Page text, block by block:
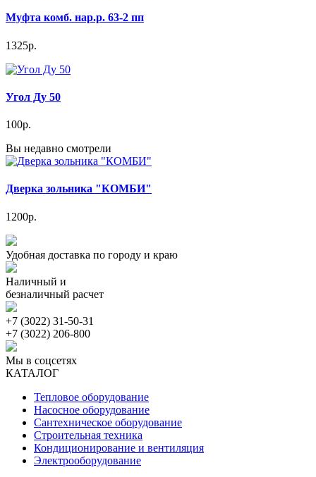
Муфта комб. нар.р. 63-2 пп
1325р.
Угол Ду 50
100р.
Вы недавно смотрели
Дверка зольника "КОМБИ"
1200р.
Удобная доставка по городу и краю
Наличный и
безналичный расчет
+7 (3022) 31-50-31
+7 (3022) 206-800
Мы в соцсетях
КАТАЛОГ
Тепловое оборудование
Насосное оборудование
Сантехническое оборудование
Строительная техника
Кондиционирование и вентиляция
Электрооборудование